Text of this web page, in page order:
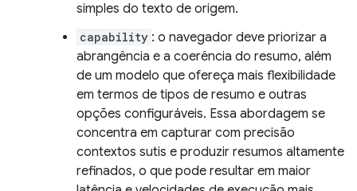
simples do texto de origem.
capability : o navegador deve priorizar a
abrangência e a coerência do resumo, além
de um modelo que ofereça mais flexibilidade
em termos de tipos de resumo e outras
opções configuráveis. Essa abordagem se
concentra em capturar com precisão
contextos sutis e produzir resumos altamente
refinados, o que pode resultar em maior